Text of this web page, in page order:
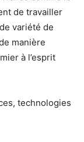
de travailler
variété de
manière
à l’esprit
technologies